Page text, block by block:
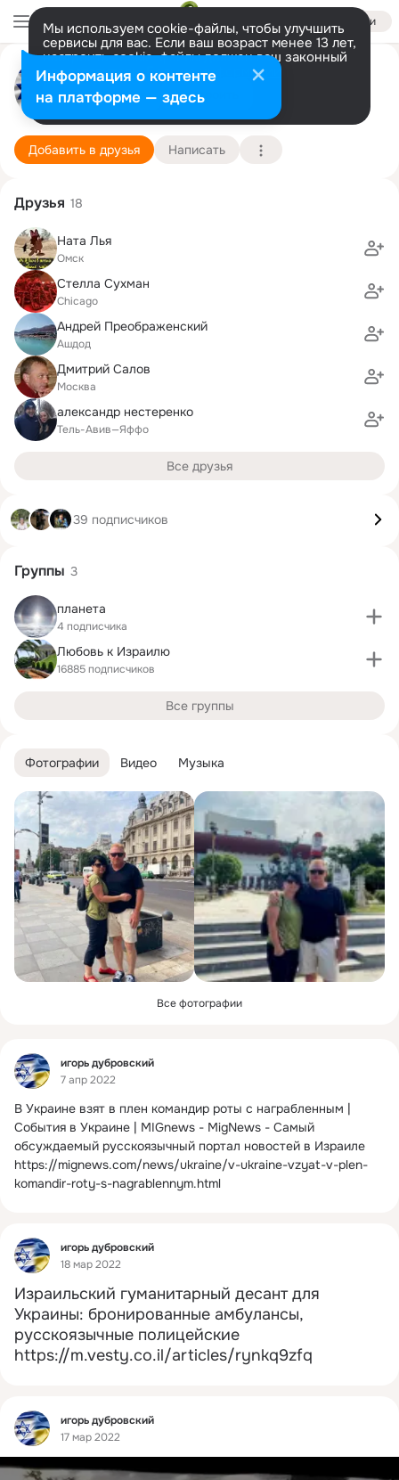
Войти
Мы используем cookie-файлы, чтобы улучшить
сервисы для вас. Если ваш возраст менее 13 лет,
настроить cookie-файлы должен ваш законный
представитель. Больше информации
Разрешить все Настроить
игорь дубровский
ашдод 15 апреля (57 лет)
Добавить в друзья Написать
Фотографии Видео Музыка
Все фотографии
Фид
игорь дубровский
7 апр 2022
В Украине взят в плен командир роты с награбленным |
События в Украине | MIGnews - MigNews - Самый
обсуждаемый русскоязычный портал новостей в Израиле
https://mignews.com/news/ukraine/v-ukraine-vzyat-v-plen-
komandir-roty-s-nagrablennym.html
Фид
игорь дубровский
18 мар 2022
Израильский гуманитарный десант для
Украины: бронированные амбулансы,
русскоязычные полицейские
https://m.vesty.co.il/articles/rynkq9zfq
Фид
игорь дубровский
17 мар 2022
Друзья 18
Ната Лья
Омск
Cтелла Cухман
Chicago
Андрей Преображенский
Ашдод
Дмитрий Салов
Москва
александр нестеренко
Тель-Авив—Яффо
Все друзья
39 подписчиков
Группы 3
планета
4 подписчика
Любовь к Израилю
16885 подписчиков
Все группы
Информация о контенте
на платформе — здесь